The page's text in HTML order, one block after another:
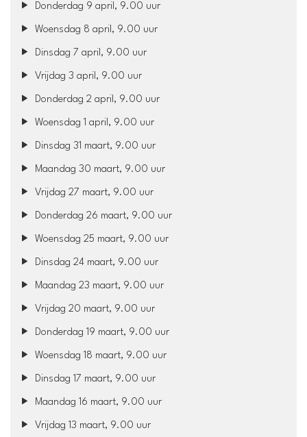
Donderdag 9 april, 9.00 uur
Woensdag 8 april, 9.00 uur
Dinsdag 7 april, 9.00 uur
Vrijdag 3 april, 9.00 uur
Donderdag 2 april, 9.00 uur
Woensdag 1 april, 9.00 uur
Dinsdag 31 maart, 9.00 uur
Maandag 30 maart, 9.00 uur
Vrijdag 27 maart, 9.00 uur
Donderdag 26 maart, 9.00 uur
Woensdag 25 maart, 9.00 uur
Dinsdag 24 maart, 9.00 uur
Maandag 23 maart, 9.00 uur
Vrijdag 20 maart, 9.00 uur
Donderdag 19 maart, 9.00 uur
Woensdag 18 maart, 9.00 uur
Dinsdag 17 maart, 9.00 uur
Maandag 16 maart, 9.00 uur
Vrijdag 13 maart, 9.00 uur